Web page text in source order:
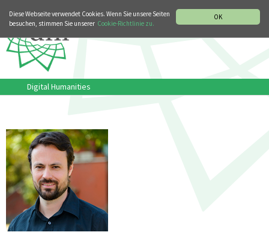
OK
Diese Webseite verwendet Cookies. Wenn Sie unsere Seiten
besuchen, stimmen Sie unserer Cookie-Richtlinie zu.
Digital Humanities